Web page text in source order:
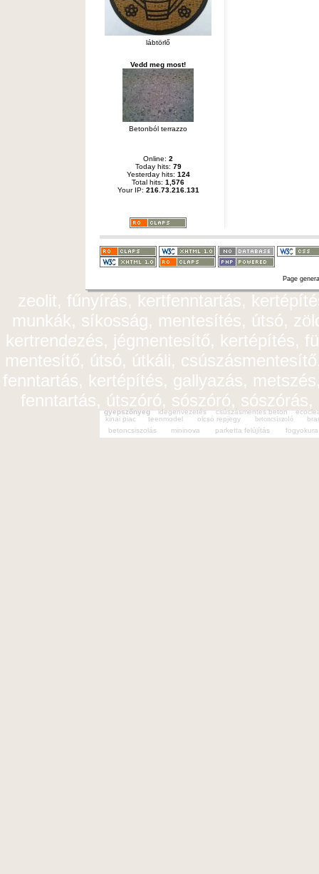
lábtörlő
Vedd meg most!
Betonból terrazzo
Online: 2
Today hits: 79
Yesterday hits: 124
Total hits: 1,576
Your IP: 216.73.216.131
Page
zeolit, fűnyírás, kertfenntartás,
munkák, síkosság, mentesítés, útsó,
kertrendezés, jégmentesítő, kertépítés,
mentesítő, útsó, útkáli,
fenntartás, kertépítés, gallyazás,
fenntartás, útszóró, sószóró,
gyepszőnyeg idegenvezetés csúszásmentes beton
kinai piac
teenmodel olcsó repjegy betoncsiszoló
betoncsiszolás
mininova parketta felújítás fogyokura